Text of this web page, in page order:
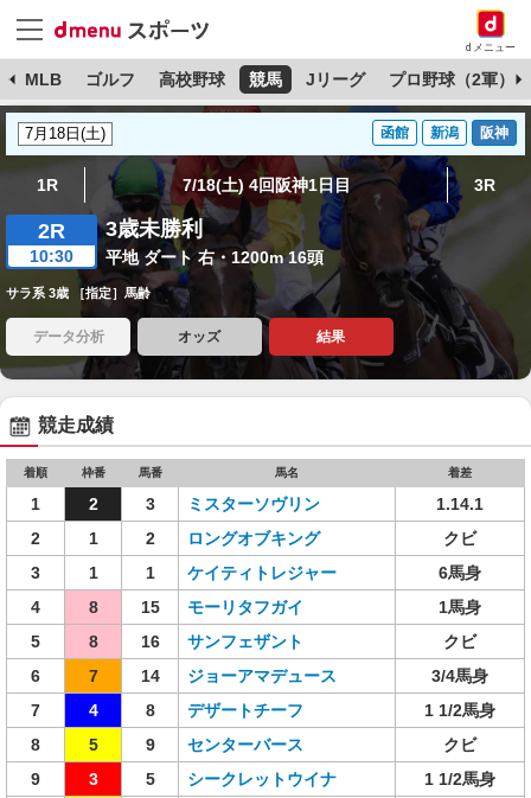
dメニュー
MLB ゴルフ 高校野球 競馬 Jリーグ プロ野球（2軍）
函館 新潟 阪神
1R 7/18(土) 4回阪神1日目 3R
2R
10:30
3歳未勝利
平地 ダート 右・1200m 16頭
サラ系 3歳 ［指定］馬齢
データ分析 オッズ 結果
競走成績
着順 枠番 馬番 馬名 着差
1 2 3 ミスターソヴリン
1.14.1
2
1 2 ロングオブキング
クビ
3
1 1 ケイティトレジャー
6馬身
4
8 15 モーリタフガイ
1馬身
5
8 16 サンフェザント
クビ
6
7 14 ジョーアマデュース
3/4馬身
7
4 8 デザートチーフ
1 1/2馬身
8
5 9 センターバース
クビ
9
3 5 シークレットウイナ
1 1/2馬身